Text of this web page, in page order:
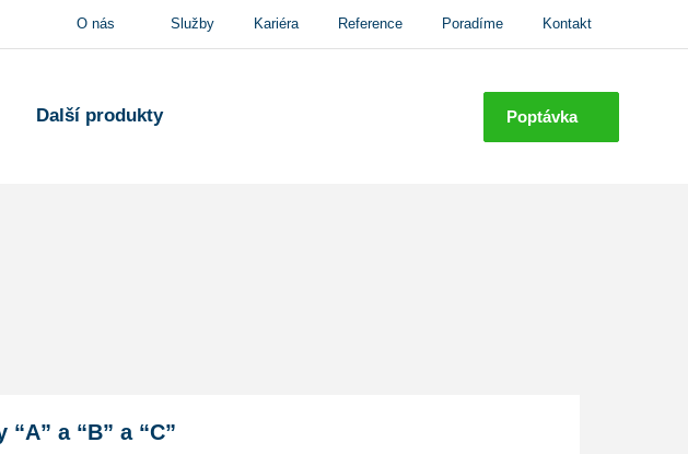
O nás Služby Kariéra Reference Poradíme Kontakt
Další produkty Poptávka
a “B” a “C”